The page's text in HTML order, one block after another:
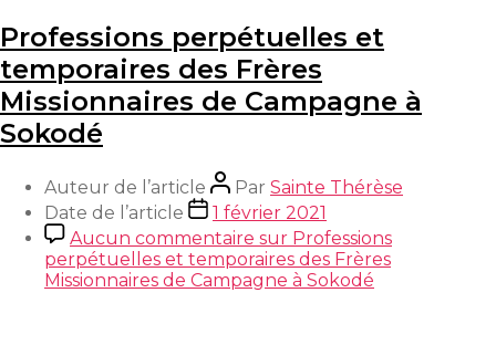
Professions perpétuelles et
temporaires des Frères
Missionnaires de Campagne à
Sokodé
Auteur de l’article Par Sainte Thérèse
Date de l’article
1 février 2021
Aucun commentaire sur Professions
perpétuelles et temporaires des Frères
Missionnaires de Campagne à Sokodé